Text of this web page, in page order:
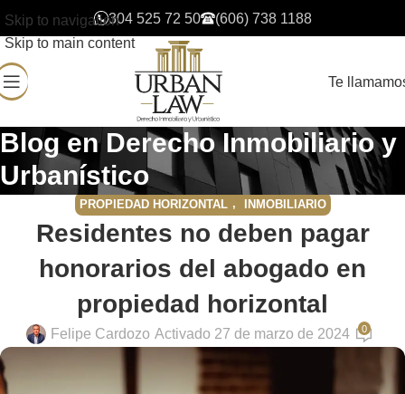
Skip to navigation
Skip to main content
304 525 72 50 (606) 738 1188
Te
Blog en Derecho Inmobiliario y
Urbanístico
PROPIEDAD HORIZONTAL , INMOBILIARIO
Residentes no deben pagar
honorarios del abogado en
propiedad horizontal
Felipe Cardozo Activado 27 de marzo de 2024 0